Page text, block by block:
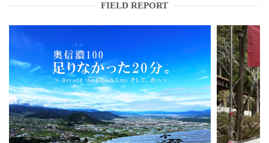
FIELD REPORT